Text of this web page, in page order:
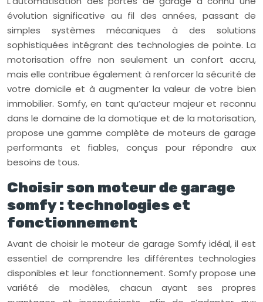
évolution significative au fil des années, passant de
simples systèmes mécaniques à des solutions
sophistiquées intégrant des technologies de pointe. La
motorisation offre non seulement un confort accru,
mais elle contribue également à renforcer la sécurité de
votre domicile et à augmenter la valeur de votre bien
immobilier. Somfy, en tant qu’acteur majeur et reconnu
dans le domaine de la domotique et de la motorisation,
propose une gamme complète de moteurs de garage
performants et fiables, conçus pour répondre aux
besoins de tous.
Choisir son moteur de garage
somfy : technologies et
fonctionnement
Avant de choisir le moteur de garage Somfy idéal, il est
essentiel de comprendre les différentes technologies
disponibles et leur fonctionnement. Somfy propose une
variété de modèles, chacun ayant ses propres